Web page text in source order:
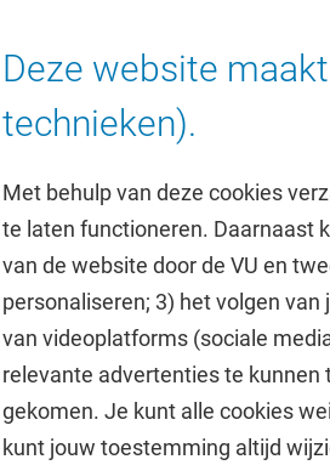
06 25763092
Deze website
technieken).
Met behulp van deze cookies
te laten functioneren. Daarnaast
van de website door de VU en
personaliseren; 3) het volgen
van videoplatforms (sociale
relevante advertenties te kunnen
gekomen. Je kunt alle cookies
kunt jouw toestemming altijdStudiegids